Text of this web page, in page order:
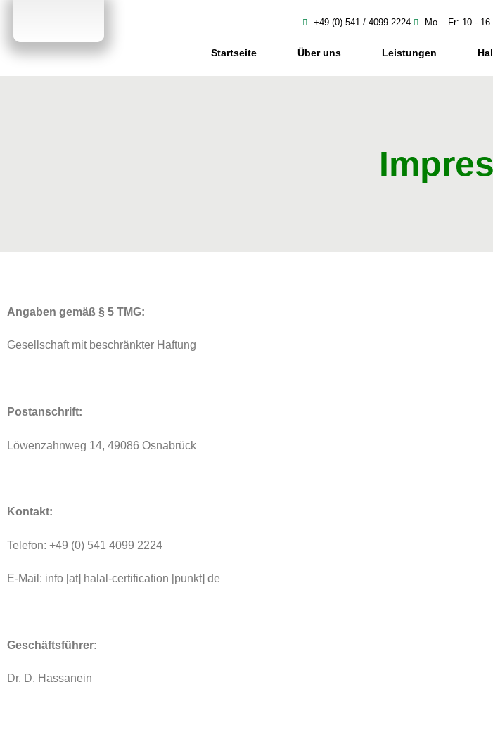
+49 (0) 541 / 4099 2224 Mo – Fr: 10 - 16
Startseite Über uns Leistungen
Angaben gemäß § 5 TMG:
Gesellschaft mit beschränkter Haftung
Postanschrift:
Löwenzahnweg 14, 49086 Osnabrück
Kontakt:
Telefon: +49 (0) 541 4099 2224
E-Mail: info [at] halal-certification [punkt] de
Geschäftsführer:
Dr. D. Hassanein